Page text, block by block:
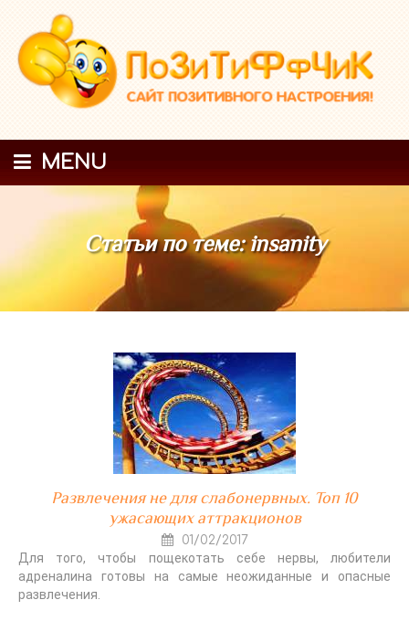
MENU
Статьи по теме: insanity
Развлечения не для слабонервных. Топ 10
ужасающих аттракционов
01/02/2017
Для того, чтобы пощекотать себе нервы, любители
адреналина готовы на самые неожиданные и опасные
развлечения.